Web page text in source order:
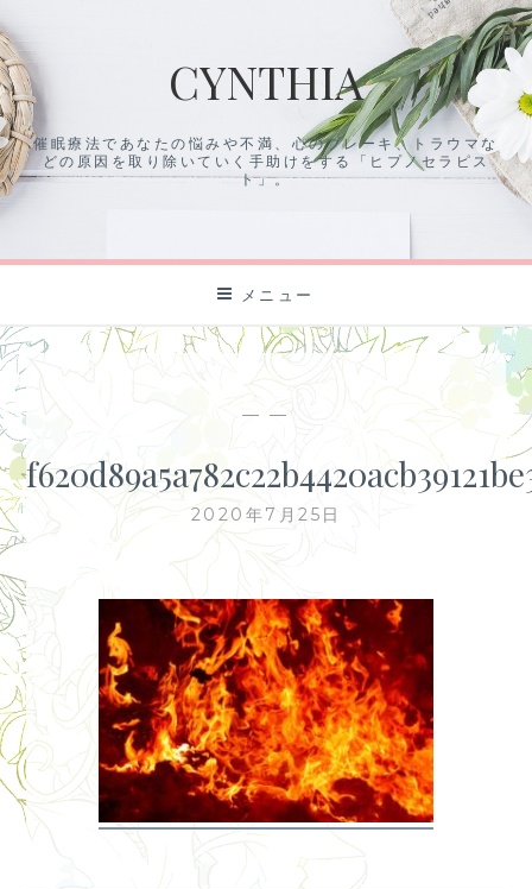
ン
テ
ン
ツ
に
ス
キ
プ
CYNTHIA
催眠療法であなたの悩みや不満、心のブレーキ、トラウマな
どの原因を取り除いていく手助けをする「ヒプノセラピス
ト」。
メニュー
— —
2020年7月25日